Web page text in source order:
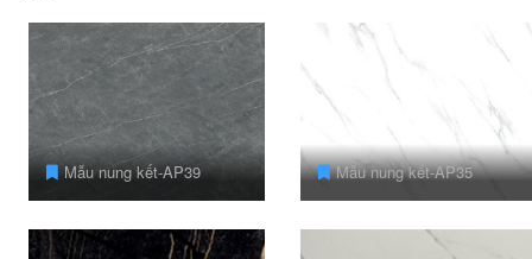
Mẫu nung kết-AP39 Mẫu nung kết-AP35